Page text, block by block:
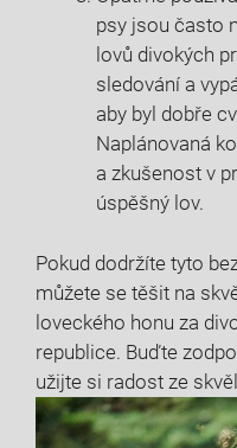
psy jsou často
lovů divokých
sledování a
aby ‌byl dobře
Naplánovaná
⁣a zkušenost v
úspěšný ⁤lov.
Pokud dodržíte tyto
můžete se těšit ⁢na
loveckého ​honu za
republice.‍ Buďte
užijte si radost ze